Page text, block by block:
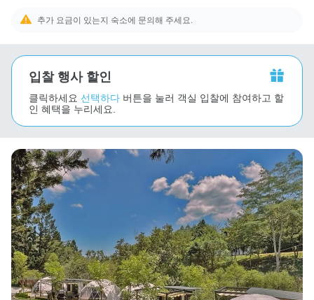
추가 요금이 있는지 숙소에 문의해 주세요.
입찰 행사 할인
클릭하세요 선택하다 버튼을 눌러 객실 입찰에 참여하고 할
인 혜택을 누리세요.